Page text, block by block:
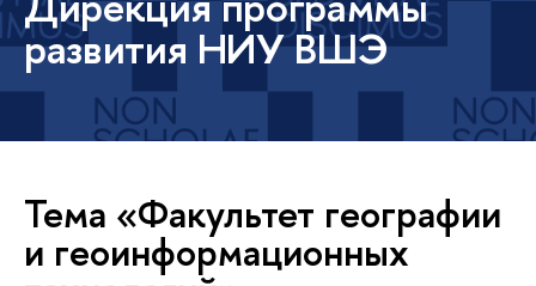
развития НИУ ВШЭ
Тема «Факультет географии
и геоинформационных